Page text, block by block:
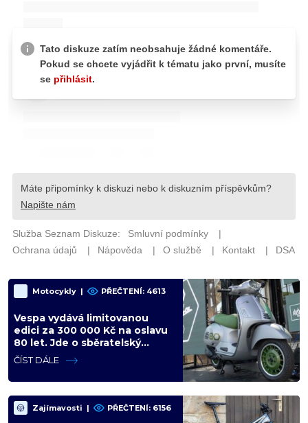
Motocykly | PŘEČTENÍ: 4613
Vespa vydává limitovanou
edici za 300 000 Kč na oslavu
80 let. Jde o sběratelský
kalkul místo jízdního upgradu
ČÍST DÁLE
Zajímavosti | PŘEČTENÍ: 6156